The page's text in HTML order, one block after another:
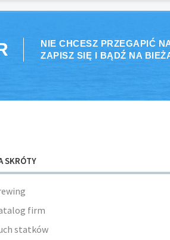
NIE CHCESZ PRZEGAPIĆ
ZAPISZ SIĘ I BĄDŹ NA
SKRÓTY
firm
statków